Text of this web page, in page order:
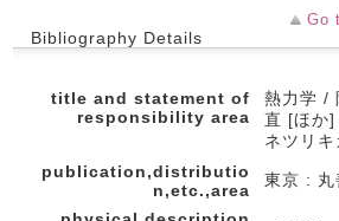
Go
Bibliography Details
title and statement of
responsibility area
熱力学 /
直 [ほか]
ネツリキ
publication,distributio
n,etc.,area
東京 :